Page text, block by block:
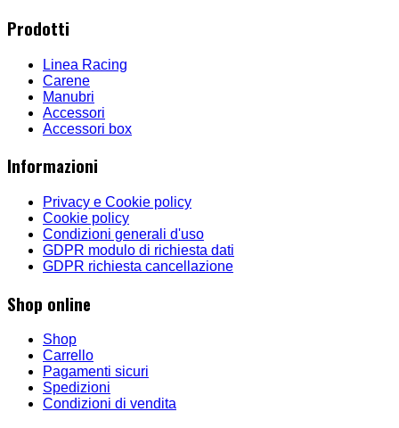
Prodotti
Linea Racing
Carene
Manubri
Accessori
Accessori box
Informazioni
Privacy e Cookie policy
Cookie policy
Condizioni generali d'uso
GDPR modulo di richiesta dati
GDPR richiesta cancellazione
Shop online
Shop
Carrello
Pagamenti sicuri
Spedizioni
Condizioni di vendita